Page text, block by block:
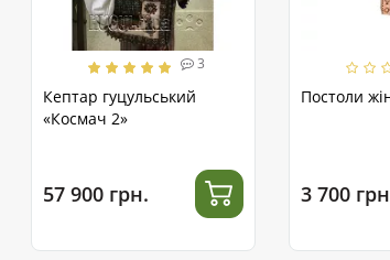
3
Кептар гуцульський
«Космач 2»
57 900 грн.
Постоли
3 700